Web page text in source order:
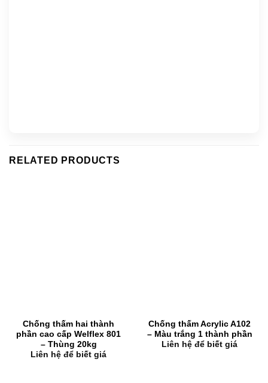
RELATED PRODUCTS
Chống thấm hai thành
phần cao cấp Welflex 801
– Thùng 20kg
Liên hệ để biết giá
Chống thấm Acrylic A102
– Màu trắng 1 thành phần
Liên hệ để biết giá